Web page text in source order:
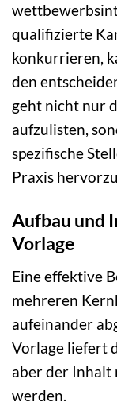
qualifizierte
konkurrieren,
den
geht nicht nur
aufzulisten,
spezifische
Praxis
Aufbau und
Vorlage
Eine effektive
mehreren
aufeinander
Vorlage liefert
aber der Inhalt
werden.